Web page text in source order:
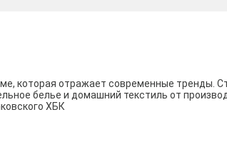
которая отражает современные тренды.
белье и домашний текстиль от
ХБК